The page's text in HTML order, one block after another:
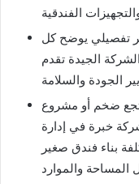
تفصيلي يوضح كل
الجيدة تقدم
ضخم أو مشروع
خبرة في إدارة
بناء فندق صغير